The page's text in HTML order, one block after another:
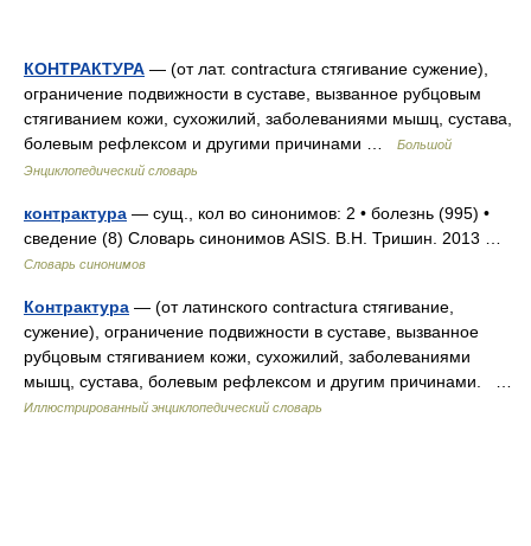
КОНТРАКТУРА — (от лат. contractura стягивание сужение),
ограничение подвижности в суставе, вызванное рубцовым
стягиванием кожи, сухожилий, заболеваниями мышц, сустава,
болевым рефлексом и другими причинами …
Большой
Энциклопедический словарь
контрактура — сущ., кол во синонимов: 2 • болезнь (995) •
сведение (8) Словарь синонимов ASIS. В.Н. Тришин. 2013 …
Словарь синонимов
Контрактура — (от латинского contractura стягивание,
сужение), ограничение подвижности в суставе, вызванное
рубцовым стягиванием кожи, сухожилий, заболеваниями
мышц, сустава, болевым рефлексом и другим причинами. …
Иллюстрированный энциклопедический словарь